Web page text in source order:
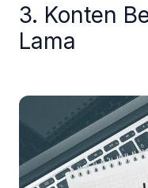
3. Konten
Lama